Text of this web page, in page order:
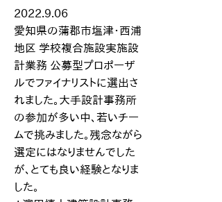
2022.9.06
愛知県の蒲郡市塩津・西浦
地区 学校複合施設実施設
計業務 公募型プロポーザ
ルでファイナリストに選出さ
れました。大手設計事務所
の参加が多い中、若いチー
ムで挑みました。残念ながら
選定にはなりませんでした
が、とても良い経験となりま
した。